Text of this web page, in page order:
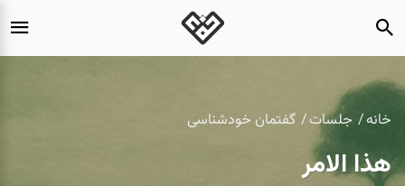
خانه جلسات گفتمان خودشناسی
هذا الامر